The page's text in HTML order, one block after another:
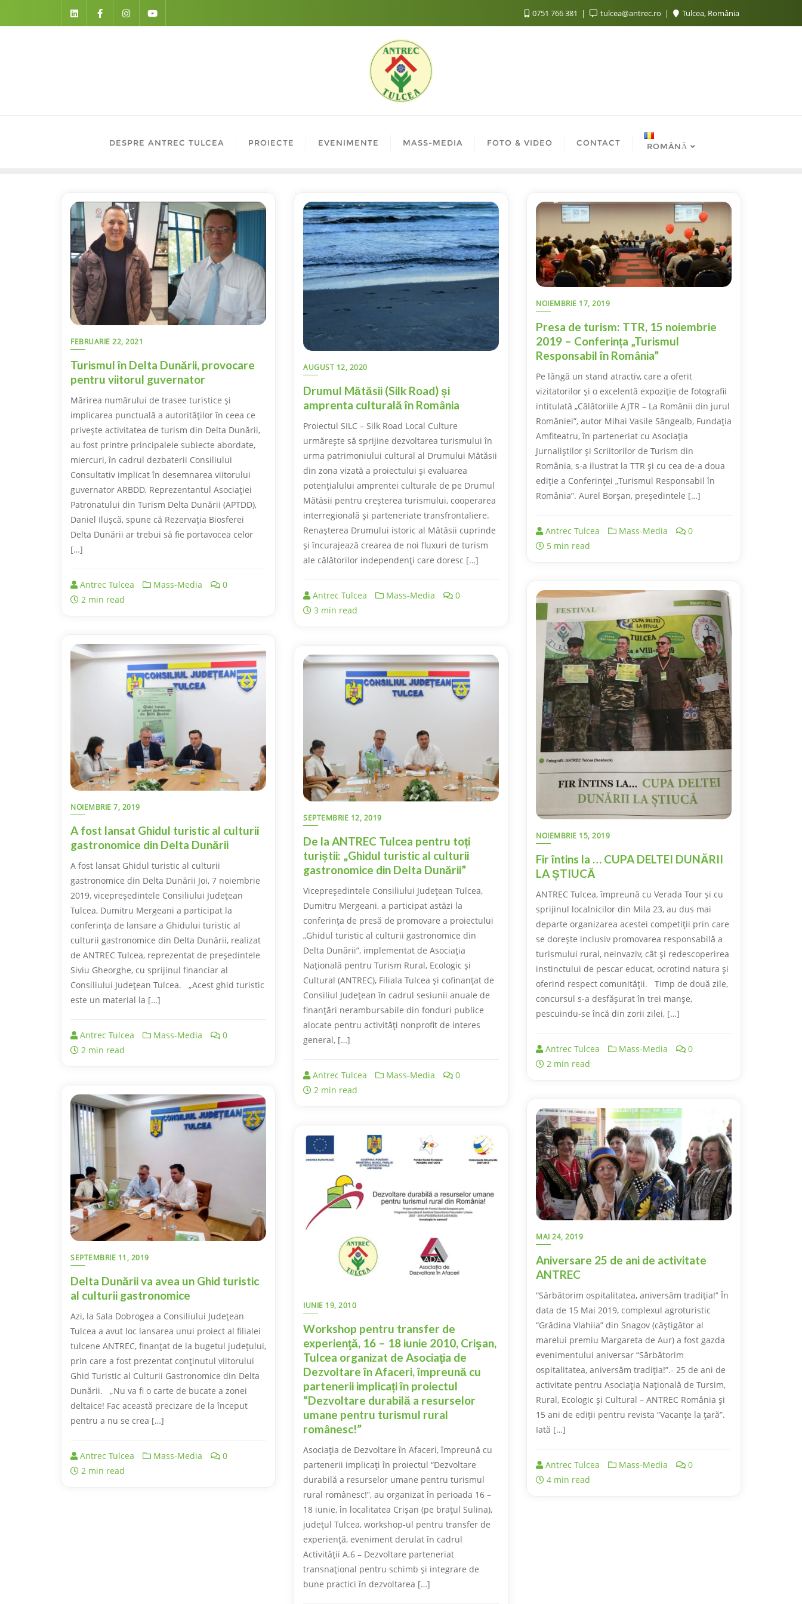
0751 766 381 tulcea@antrec.ro Tulcea, România
DESPRE ANTREC TULCEA PROIECTE EVENIMENTE MASS-MEDIA FOTO & VIDEO CONTACT ROMÂNĂ
FEBRUARIE 22, 2021
Turismul în Delta Dunării, provocare
pentru viitorul guvernator
Mărirea numărului de trasee turistice şi
implicarea punctuală a autorităţilor în ceea ce
priveşte activitatea de turism din Delta Dunării,
au fost printre principalele subiecte abordate,
miercuri, în cadrul dezbaterii Consiliului
Consultativ implicat în desemnarea viitorului
guvernator ARBDD. Reprezentantul Asociaţiei
Patronatului din Turism Delta Dunării (APTDD),
Daniel Iluşcă, spune că Rezervaţia Biosferei
Delta Dunării ar trebui să fie portavocea celor
[…]
Antrec Tulcea Mass-Media
0
2 min read
AUGUST 12, 2020
Drumul Mătăsii (Silk Road) și
amprenta culturală în România
Proiectul SILC – Silk Road Local Culture
urmărește să sprijine dezvoltarea turismului în
urma patrimoniului cultural al Drumului Mătăsii
din zona vizată a proiectului și evaluarea
potențialului amprentei culturale de pe Drumul
Mătăsii pentru creșterea turismului, cooperarea
interregională și parteneriate transfrontaliere.
Renașterea Drumului istoric al Mătăsii cuprinde
și încurajează crearea de noi fluxuri de turism
ale călătorilor independenți care doresc […]
Antrec Tulcea Mass-Media
0
3 min read
NOIEMBRIE 17, 2019
Presa de turism: TTR, 15 noiembrie
2019 – Conferința „Turismul
Responsabil în România”
Pe lângă un stand atractiv, care a oferit
vizitatorilor și o excelentă expoziție de fotografii
intitulată „Călătoriile AJTR – La Românii din jurul
României”, autor Mihai Vasile Sângealb, Fundația
Amfiteatru, în parteneriat cu Asociația
Jurnaliștilor și Scriitorilor de Turism din
România, s-a ilustrat la TTR și cu cea de-a doua
ediție a Conferinței „Turismul Responsabil în
România”. Aurel Borșan, președintele […]
Antrec Tulcea Mass-Media
0
5 min read
NOIEMBRIE 15, 2019
Fir întins la … CUPA DELTEI DUNĂRII
LA ȘTIUCĂ
ANTREC Tulcea, împreună cu Verada Tour și cu
sprijinul localnicilor din Mila 23, au dus mai
departe organizarea acestei competiții prin care
se dorește inclusiv promovarea responsabilă a
turismului rural, neinvaziv, cât și redescoperirea
instinctului de pescar educat, ocrotind natura și
oferind respect comunității. Timp de două zile,
concursul s-a desfășurat în trei manșe,
pescuindu-se încă din zorii zilei, […]
Antrec Tulcea Mass-Media
0
2 min read
NOIEMBRIE 7, 2019
A fost lansat Ghidul turistic al culturii
gastronomice din Delta Dunării
A fost lansat Ghidul turistic al culturii
gastronomice din Delta Dunării Joi, 7 noiembrie
2019, vicepreședintele Consiliului Județean
Tulcea, Dumitru Mergeani a participat la
conferința de lansare a Ghidului turistic al
culturii gastronomice din Delta Dunării, realizat
de ANTREC Tulcea, reprezentat de președintele
Siviu Gheorghe, cu sprijinul financiar al
Consiliului Județean Tulcea. „Acest ghid turistic
este un material la […]
Antrec Tulcea Mass-Media
0
2 min read
SEPTEMBRIE 12, 2019
De la ANTREC Tulcea pentru toți
turiștii: „Ghidul turistic al culturii
gastronomice din Delta Dunării”
Vicepreședintele Consiliului Județean Tulcea,
Dumitru Mergeani, a participat astăzi la
conferința de presă de promovare a proiectului
„Ghidul turistic al culturii gastronomice din
Delta Dunării”, implementat de Asociația
Națională pentru Turism Rural, Ecologic și
Cultural (ANTREC), Filiala Tulcea și cofinanțat de
Consiliul Județean în cadrul sesiunii anuale de
finanțări nerambursabile din fonduri publice
alocate pentru activități nonprofit de interes
general, […]
Antrec Tulcea Mass-Media
0
2 min read
SEPTEMBRIE 11, 2019
Delta Dunării va avea un Ghid turistic
al culturii gastronomice
Azi, la Sala Dobrogea a Consiliului Judeţean
Tulcea a avut loc lansarea unui proiect al filialei
tulcene ANTREC, finanţat de la bugetul judeţului,
prin care a fost prezentat conţinutul viitorului
Ghid Turistic al Culturii Gastronomice din Delta
Dunării. „Nu va fi o carte de bucate a zonei
deltaice! Fac această precizare de la început
pentru a nu se crea […]
Antrec Tulcea Mass-Media
0
2 min read
MAI 24, 2019
Aniversare 25 de ani de activitate
ANTREC
“Sărbătorim ospitalitatea, aniversăm tradiţia!” În
data de 15 Mai 2019, complexul agroturistic
“Grădina Vlahiia” din Snagov (câştigător al
marelui premiu Margareta de Aur) a fost gazda
evenimentului aniversar “Sărbătorim
ospitalitatea, aniversăm tradiţia!”.- 25 de ani de
activitate pentru Asociaţia Naţională de Tursim,
Rural, Ecologic şi Cultural – ANTREC România şi
15 ani de ediţii pentru revista “Vacanţe la ţară”.
Iată […]
Antrec Tulcea Mass-Media
0
4 min read
IUNIE 19, 2010
Workshop pentru transfer de
experienţă, 16 – 18 iunie 2010, Crişan,
Tulcea organizat de Asociaţia de
Dezvoltare în Afaceri, împreună cu
partenerii implicați în proiectul
“Dezvoltare durabilă a resurselor
umane pentru turismul rural
românesc!”
Asociaţia de Dezvoltare în Afaceri, împreună cu
partenerii implicaţi în proiectul “Dezvoltare
durabilă a resurselor umane pentru turismul
rural românesc!”, au organizat în perioada 16 –
18 iunie, în localitatea Crişan (pe braţul Sulina),
judeţul Tulcea, workshop-ul pentru transfer de
experienţă, eveniment derulat în cadrul
Activităţii A.6 – Dezvoltare parteneriat
transnaţional pentru schimb şi integrare de
bune practici în dezvoltarea […]